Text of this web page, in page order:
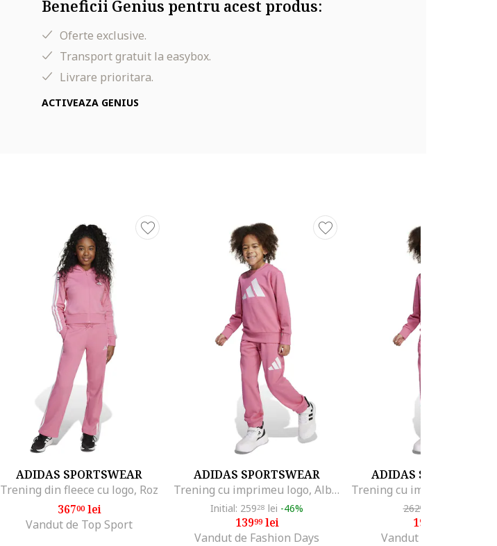
Beneficii Genius pentru acest produs:
Oferte exclusive.
Transport gratuit la easybox.
Livrare prioritara.
ACTIVEAZA GENIUS
ADIDAS SPORTSWEAR
Trening din fleece cu logo, Roz
36700lei
Vandut de Top Sport
ADIDAS SPORTSWEAR
Trening cu imprimeu logo, Alb/Roz somon
Initial: 25928 lei -46%
13999lei
Vandut de Fashion Days
ADIDAS SPORTSWEAR
26200
196
Vandut de Top Sport